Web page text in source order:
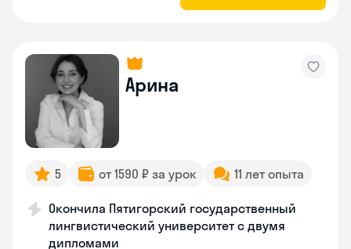
Арина
5 от 1590 ₽ за урок 11 лет опыта
Окончила Пятигорский государственный
лингвистический университет с двумя
дипломами